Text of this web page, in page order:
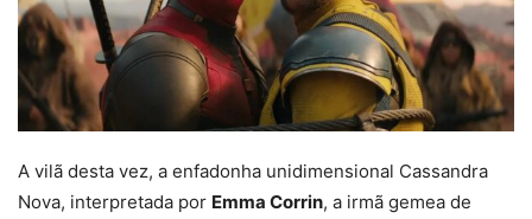
A vilã desta vez, a enfadonha unidimensional Cassandra
Nova, interpretada por Emma Corrin, a irmã gemea de